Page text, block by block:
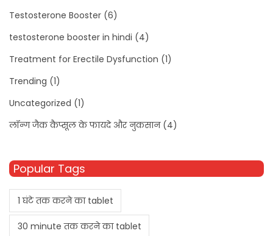
Testosterone Booster (6)
testosterone booster in hindi (4)
Treatment for Erectile Dysfunction (1)
Trending (1)
Uncategorized (1)
लॉन्ग जैक कैप्सूल के फायदे और नुकसान(4)
Popular Tags
1 घंटे तक करने का tablet
30 minute तक करने का tablet